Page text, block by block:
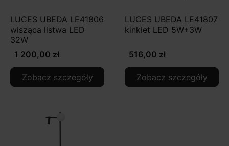
LUCES UBEDA LE41806
wisząca listwa LED
32W
1 200,00 zł
Zobacz szczegóły
LUCES UBEDA LE41807
kinkiet LED 5W+3W
516,00 zł
Zobacz szczegóły